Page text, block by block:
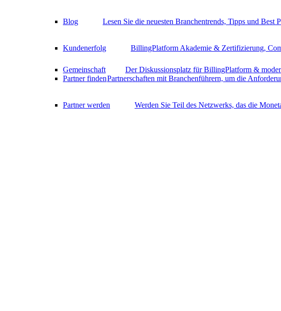
Blog Lesen Sie die neuesten Branchentrends, Tipps und Best
Kundenerfolg BillingPlatform Akademie & Zertifizierung,
Gemeinschaft
Der Diskussionsplatz für BillingPlatform &
Partner findenPartnerschaften mit Branchenführern, um die
Partner werden Werden Sie Teil des Netzwerks, das die